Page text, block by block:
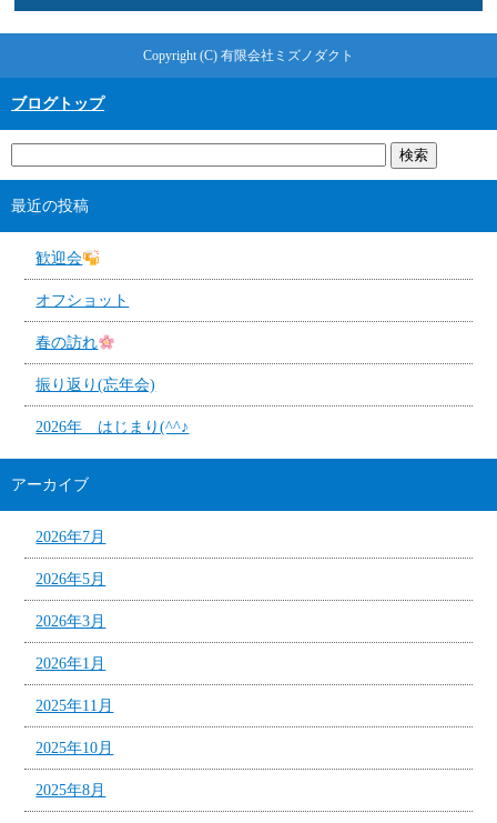
Copyright (C) 有限会社ミズノダクト
ブログトップ
最近の投稿
歓迎会
オフショット
春の訪れ
振り返り(忘年会)
2026年 はじまり(^^♪
アーカイブ
2026年7月
2026年5月
2026年3月
2026年1月
2025年11月
2025年10月
2025年8月